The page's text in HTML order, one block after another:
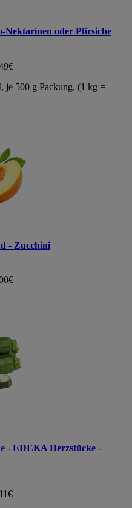
Nektarinen oder Pfirsiche
je 500 g Packung, (1 kg =
- Zucchini
- EDEKA Herzstücke -